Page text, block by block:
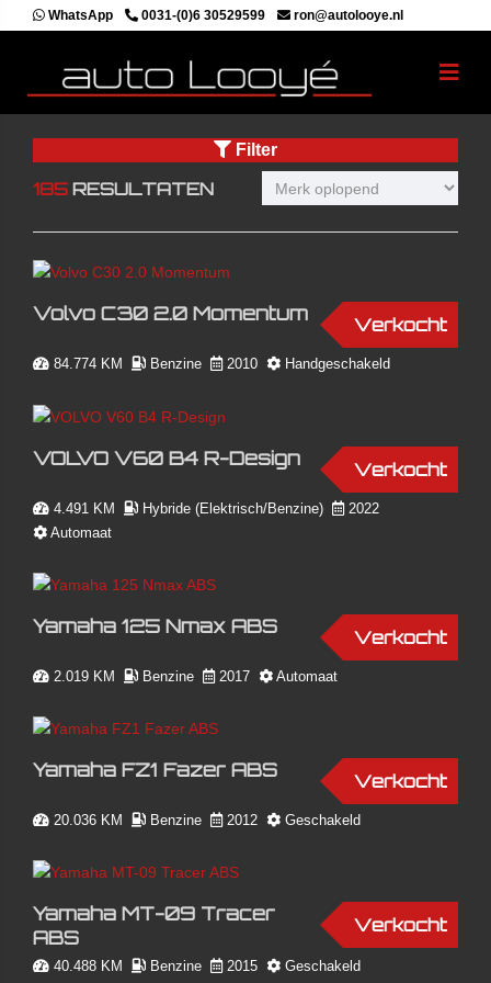
WhatsApp 0031-(0)6 30529599 ron@autolooye.nl
Filter
185 RESULTATEN
Volvo C30 2.0 Momentum Verkocht
84.774 KM Benzine 2010 Handgeschakeld
VOLVO V60 B4 R-Design Verkocht
4.491 KM Hybride (Elektrisch/Benzine)
2022
Automaat
Yamaha 125 Nmax ABS Verkocht
2.019 KM Benzine 2017 Automaat
Yamaha FZ1 Fazer ABS Verkocht
20.036 KM Benzine 2012 Geschakeld
Yamaha MT-09 Tracer
ABS
Verkocht
40.488 KM Benzine 2015 Geschakeld